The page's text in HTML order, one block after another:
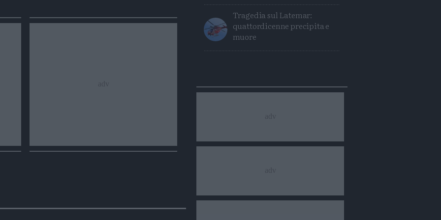
Tragedia sul Latemar:
quattordicenne precipita e
muore